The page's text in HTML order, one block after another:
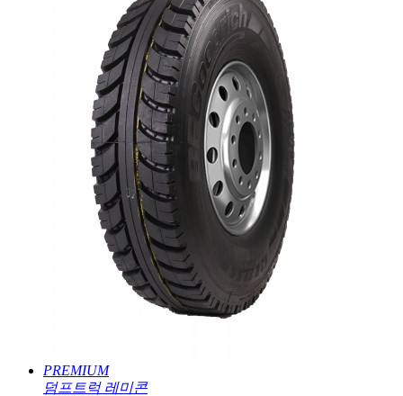
PREMIUM
덤프트럭 레미콘